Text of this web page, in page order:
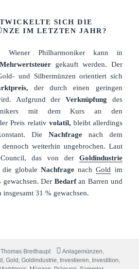
SICH DIE
IM LETZTEN JAHR?
Wiener Philharmoniker kann in
Mehrwertsteuer gekauft werden. Der
und Silbermünzen orientiert sich
der durch einen geringen
Aufgrund der Verknüpfung des
mit dem Kurs an den
Preis relativ volatil, bleibt allerdings
Die Nachfragenach dem
weiterhin ungebrochen. Laut
das von der Goldindustrie
die globaleNachfrage nachGold im
gewachsen. Der Bedarfan Barren und
31 % gewachsen.
Autor
Thomas Breithaupt Kategorien
Anlagemünzen,
,Gold ,Goldindustrie, Investieren, Investition,